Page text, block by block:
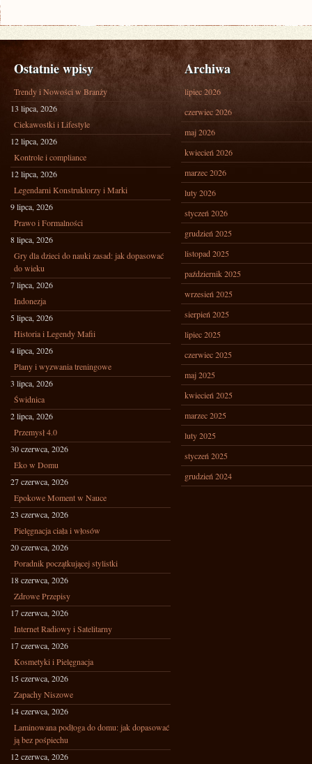
ŚWIAT
HISTORII
SZTUKI
Ostatnie wpisy
Trendy i Nowości w Branży
13 lipca, 2026
Ciekawostki i Lifestyle
12 lipca, 2026
Kontrole i compliance
12 lipca, 2026
Legendarni Konstruktorzy i Marki
9 lipca, 2026
Prawo i Formalności
8 lipca, 2026
Gry dla dzieci do nauki zasad: jak dopasować
do wieku
7 lipca, 2026
Indonezja
5 lipca, 2026
Historia i Legendy Mafii
4 lipca, 2026
Plany i wyzwania treningowe
3 lipca, 2026
Świdnica
2 lipca, 2026
Przemysł 4.0
30 czerwca, 2026
Eko w Domu
27 czerwca, 2026
Epokowe Moment w Nauce
23 czerwca, 2026
Pielęgnacja ciała i włosów
20 czerwca, 2026
Poradnik początkującej stylistki
18 czerwca, 2026
Zdrowe Przepisy
17 czerwca, 2026
Internet Radiowy i Satelitarny
17 czerwca, 2026
Kosmetyki i Pielęgnacja
15 czerwca, 2026
Zapachy Niszowe
14 czerwca, 2026
Laminowana podłoga do domu: jak dopasować
ją bez pośpiechu
12 czerwca, 2026
Archiwa
lipiec 2026
czerwiec 2026
maj 2026
kwiecień 2026
marzec 2026
luty 2026
styczeń 2026
grudzień 2025
listopad 2025
październik 2025
wrzesień 2025
sierpień 2025
lipiec 2025
czerwiec 2025
maj 2025
kwiecień 2025
marzec 2025
luty 2025
styczeń 2025
grudzień 2024